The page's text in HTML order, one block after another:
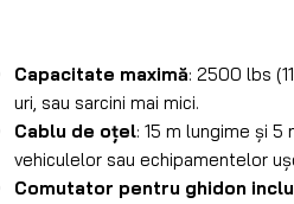
Capacitate maximă: 2500 lbs
uri, sau sarcini mai mici.
Cablu de oțel: 15 m lungime și
vehiculelor sau echipamentelor
Comutator pentru ghidon